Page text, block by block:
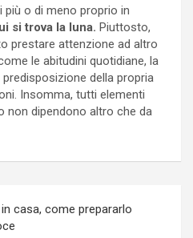
o di meno proprio in
si trova la luna. Piuttosto,
prestare attenzione ad altro
le abitudini quotidiane, la
della propria
Insomma, tutti elementi
non dipendono altro che da
casa, come prepararlo